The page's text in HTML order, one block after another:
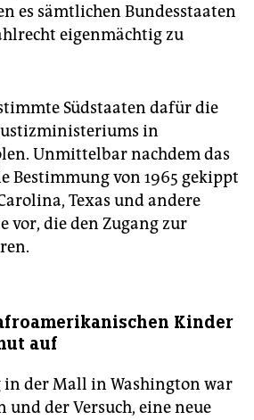
es sämtlichen Bundesstaaten
eigenmächtig zu
Südstaaten dafür die
in
Unmittelbar nachdem das
Bestimmung von 1965 gekippt
Texas und andere
vor, die den Zugang zur
Kinder
auf
in der Mall in Washington war
und der Versuch, eine neue